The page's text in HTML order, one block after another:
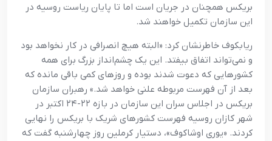
بریکس همچنان در جریان است اما تا پایان ریاست روسیه در
این سازمان تکمیل خواهند شد.
ریابکوف خاطرنشان کرد: «البته هیچ انصرافی در کار نخواهد بود
و نمی‌تواند اتفاق بیفتد. این یک چشم‌انداز بزرگ برای همه
کشورهایی که دعوت شدند بوده و روزهای کمی باقی مانده که
بعد از آن فهرست مربوطه علنی خواهد شد.» رهبران سازمان
بریکس در اجلاس سران این سازمان در بازه ۲۲-۲۴ اکتبر در
شهر کازان روسیه فهرست کشورهای شریک با بریکس را نهایی
کردند. «یوری اوشاکوف»، دستیار کرملین روز چهارشنبه گفت که